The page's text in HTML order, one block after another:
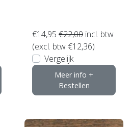
€14,95 €22,00 incl. btw
(excl. btw €12,36)
Vergelijk
Meer info +
Bestellen